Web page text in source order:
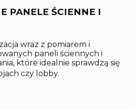
PANELE ŚCIENNE I
wraz z pomiarem i
paneli ściennych i
które idealnie sprawdzą się
czy lobby.